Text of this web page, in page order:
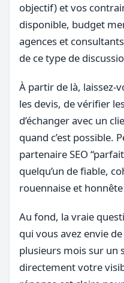
objectif) et vos
disponible, budget
agences et
de ce type de
À partir de là, laissez-
les devis, de vérifier
d’échanger avec un
quand c’est possible.
partenaire SEO
quelqu’un de fiable,
rouennaise et
Au fond, la vraie
qui vous avez envie
plusieurs mois sur un
directement votre